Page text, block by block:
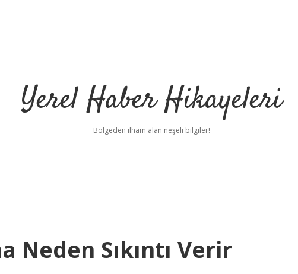
Yerel Haber Hikayeleri
Bölgeden ilham alan neşeli bilgiler!
Neden Sıkıntı Verir